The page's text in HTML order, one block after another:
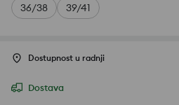
36/38 39/41
Dostupnost u radnji
Dostava